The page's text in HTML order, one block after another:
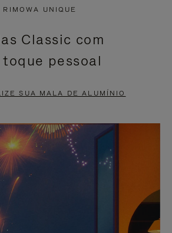
RIMOWA UNIQUE
Classic com
toque pessoal
SUA MALA DE ALUMÍNIO